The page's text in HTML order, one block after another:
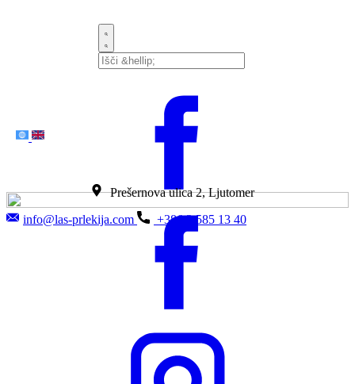
info@las-prlekija.com +386 2 585 13 40
Prešernova ulica 2, Lj​utomer